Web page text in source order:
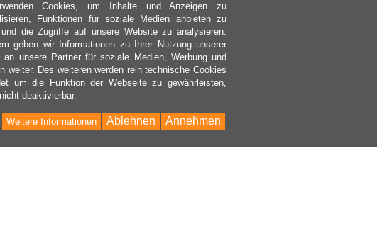
Cookies, um Inhalte und Anzeigen zu
Funktionen für soziale Medien anbieten zu
und die Zugriffe auf unsere Website zu analysieren.
geben wir Informationen zu Ihrer Nutzung unserer
an unsere Partner für soziale Medien, Werbung und
weiter. Des weiteren werden rein technische Cookies
um die Funktion der Webseite zu gewährleisten,
deaktivierbar.
Annehmen
Ablehnen
Weitere Informationen